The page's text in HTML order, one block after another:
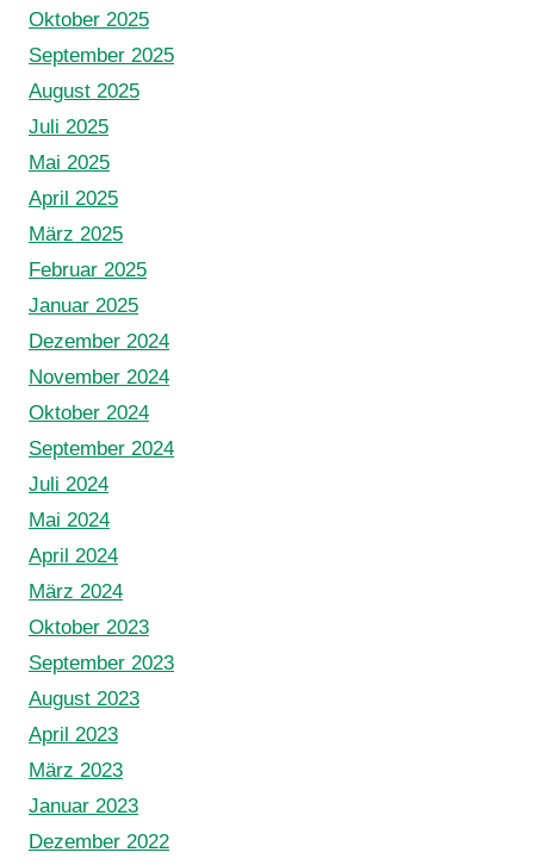
Oktober 2025
September 2025
August 2025
Juli 2025
Mai 2025
April 2025
März 2025
Februar 2025
Januar 2025
Dezember 2024
November 2024
Oktober 2024
September 2024
Juli 2024
Mai 2024
April 2024
März 2024
Oktober 2023
September 2023
August 2023
April 2023
März 2023
Januar 2023
Dezember 2022